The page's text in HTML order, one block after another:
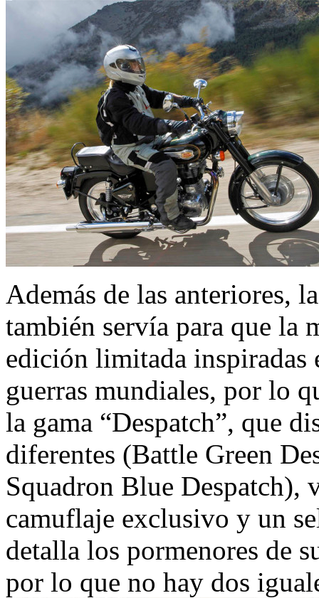
Además de las anteriores,
también servía para que la
edición limitada inspiradas
guerras mundiales, por lo
la gama “Despatch”, que
diferentes (Battle Green
Squadron Blue Despatch),
camuflaje exclusivo y un
detalla los pormenores de
por lo que no hay dos